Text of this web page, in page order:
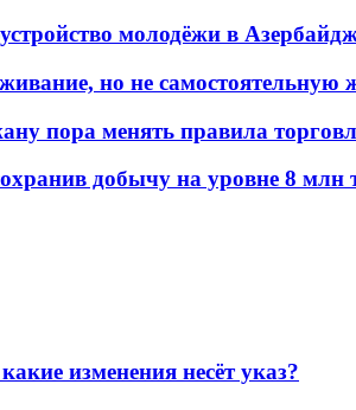
молодёжи в
но не самостоятельную
пора менять правила
добычу на уровне 8 млн
изменения несёт указ?